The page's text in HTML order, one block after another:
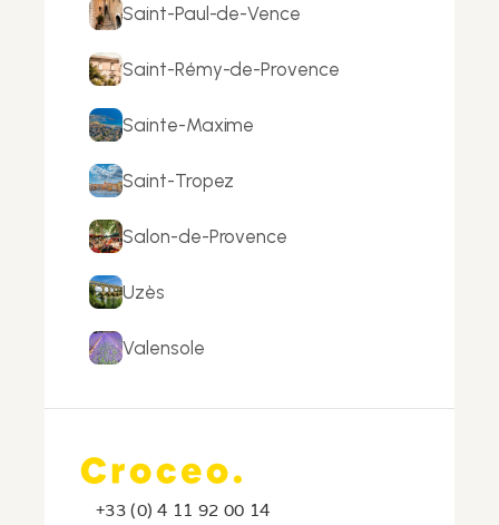
Saint-Paul-de-Vence
Saint-Rémy-de-Provence
Sainte-Maxime
Saint-Tropez
Salon-de-Provence
Uzès
Valensole
+33 (0) 4 11 92 00 14